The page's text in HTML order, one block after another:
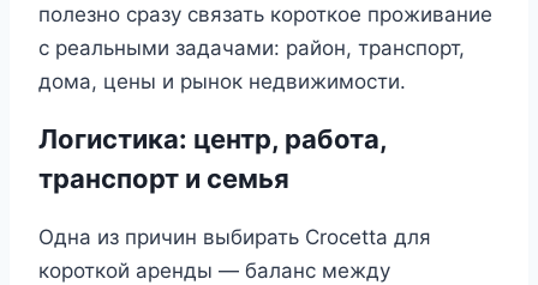
полезно сразу связать короткое проживание
с реальными задачами: район, транспорт,
дома, цены и рынок недвижимости.
Логистика: центр, работа,
транспорт и семья
Одна из причин выбирать Crocetta для
короткой аренды — баланс между